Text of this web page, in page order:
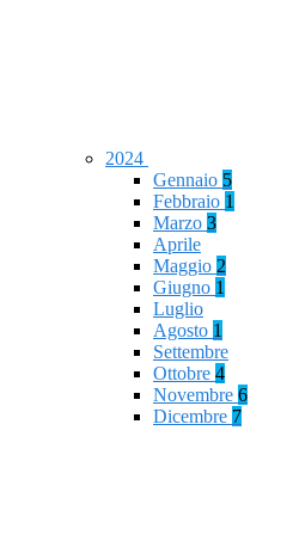
2024
Gennaio 5
Febbraio 1
Marzo 3
Aprile
Maggio 2
Giugno 1
Luglio
Agosto 1
Settembre
Ottobre 4
Novembre 6
Dicembre 7